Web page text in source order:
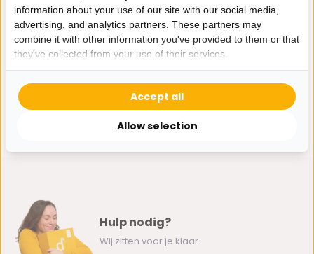
Op voorraad
11,95
Hulp nodig?
Wij zitten voor je klaar.
information about your use of our site with our social media,
advertising, and analytics partners. These partners may
combine it with other information you've provided to them or that
they've collected from your use of their services.
Allow selection
Accept all